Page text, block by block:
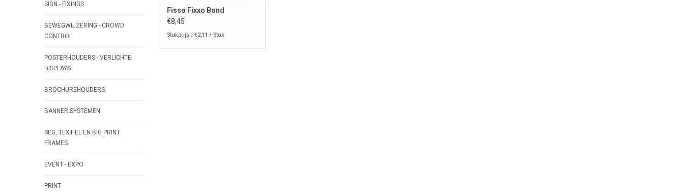
SIGN - FIXINGS
BEWEGWIJZERING - CROWD
CONTROL
POSTERHOUDERS - VERLICHTE
DISPLAYS
BROCHUREHOUDERS
BANNER SYSTEMEN
SEG, TEXTIEL EN BIG PRINT
FRAMES
EVENT - EXPO
PRINT
Fisso Fixxo Bond
€8,45
Stukprijs : €2,11 / Stuk